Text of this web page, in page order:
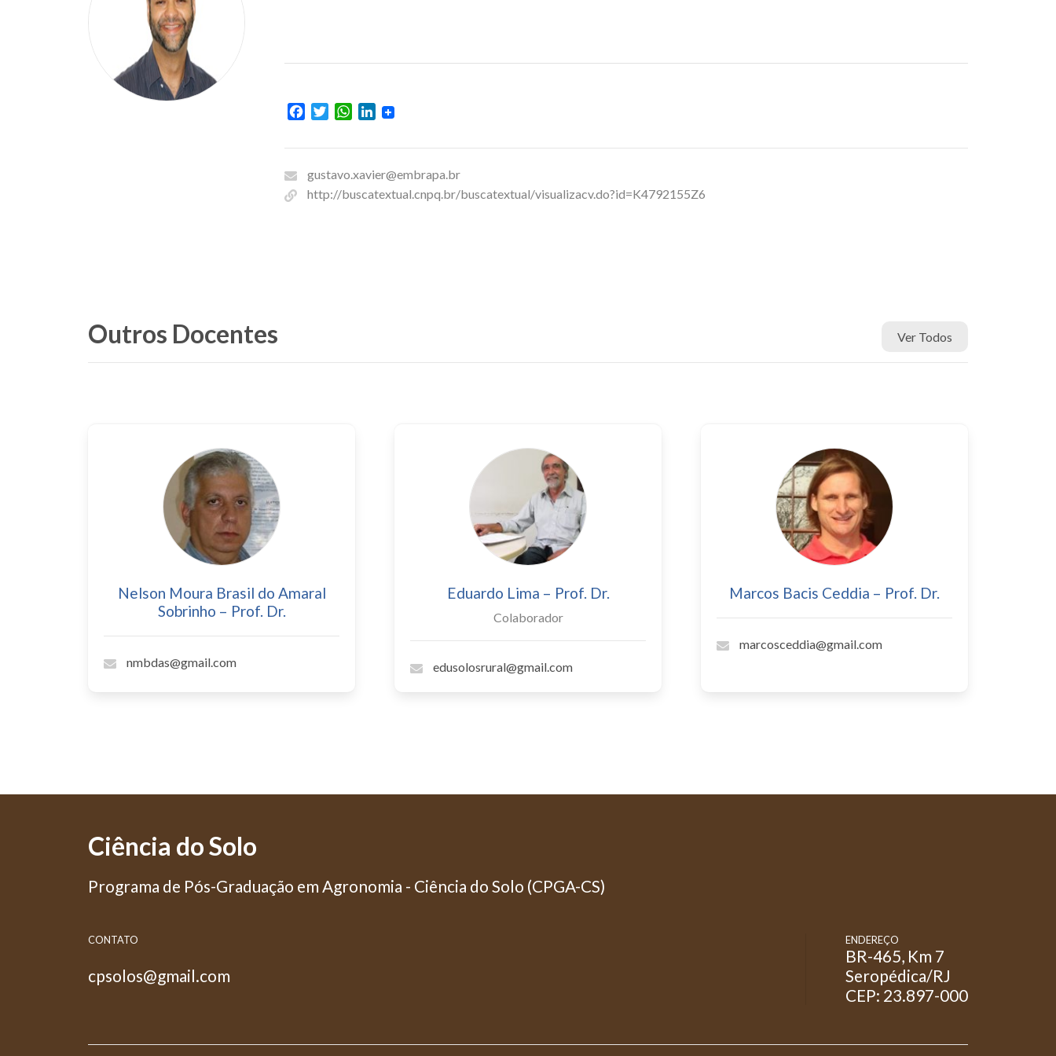
FacebookTwitterWhatsApp
LinkedIn
gustavo.xavier@embrapa.br
http://buscatextual.cnpq.br/buscatextual/visualizacv.do?id=K4792155Z6
Ver Todos
Outros Docentes
Nelson Moura Brasil do Amaral
Sobrinho – Prof. Dr.
nmbdas@gmail.com
Eduardo Lima – Prof. Dr.
Colaborador
edusolosrural@gmail.com
Marcos Bacis Ceddia – Prof. Dr.
marcosceddia@gmail.com
Ciência do Solo
Programa de Pós-Graduação em Agronomia - Ciência do Solo (CPGA-CS)
CONTATO
cpsolos@gmail.com
ENDEREÇO
BR-465, Km 7
Seropédica/RJ
CEP: 23.897-000